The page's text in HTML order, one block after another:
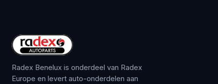
Radex Benelux is onderdeel van Radex
Europe en levert auto-onderdelen aan